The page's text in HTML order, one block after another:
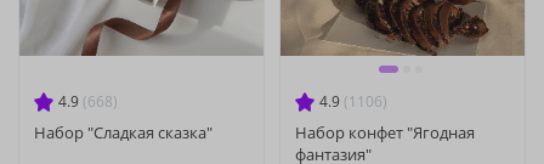
4.9 (668)
Набор "Сладкая сказка"
4.9 (1106)
Набор конфет "Ягодная
фантазия"